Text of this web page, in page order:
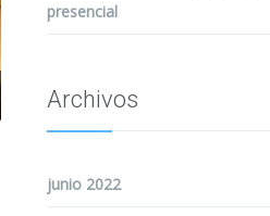
presencial
Archivos
junio 2022